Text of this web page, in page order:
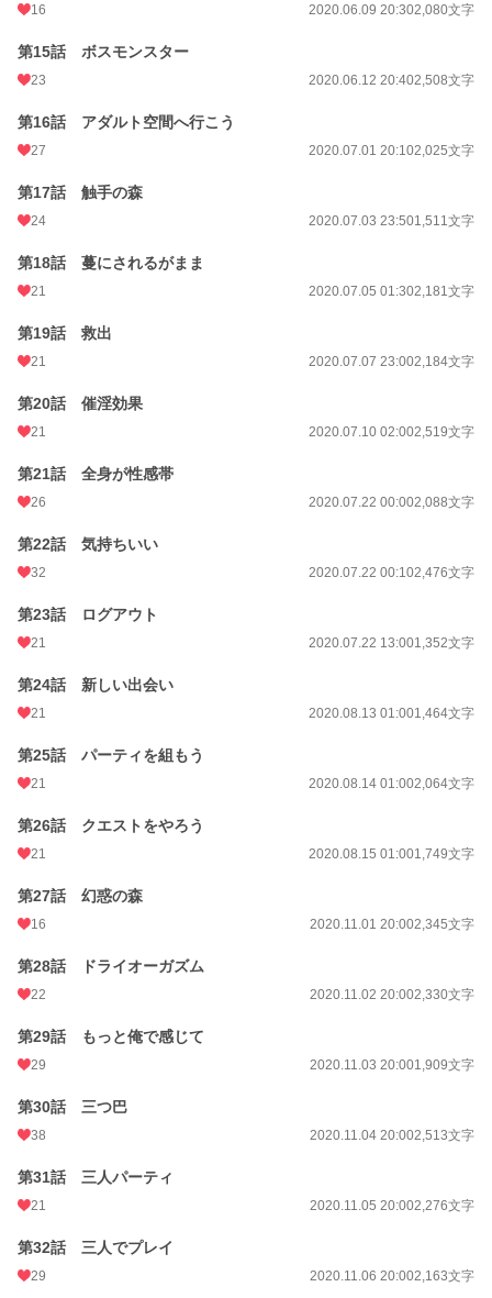
16 2020.06.09 20:302,080文字
第15話 ボスモンスター
23 2020.06.12 20:402,508文字
第16話 アダルト空間へ行こう
27 2020.07.01 20:102,025文字
第17話 触手の森
24 2020.07.03 23:501,511文字
第18話 蔓にされるがまま
21 2020.07.05 01:302,181文字
第19話 救出
21 2020.07.07 23:002,184文字
第20話 催淫効果
21 2020.07.10 02:002,519文字
第21話 全身が性感帯
26 2020.07.22 00:002,088文字
第22話 気持ちいい
32 2020.07.22 00:102,476文字
第23話 ログアウト
21 2020.07.22 13:001,352文字
第24話 新しい出会い
21 2020.08.13 01:001,464文字
第25話 パーティを組もう
21 2020.08.14 01:002,064文字
第26話 クエストをやろう
21 2020.08.15 01:001,749文字
第27話 幻惑の森
16 2020.11.01 20:002,345文字
第28話 ドライオーガズム
22 2020.11.02 20:002,330文字
第29話 もっと俺で感じて
29 2020.11.03 20:001,909文字
第30話 三つ巴
38 2020.11.04 20:002,513文字
第31話 三人パーティ
21 2020.11.05 20:002,276文字
第32話 三人でプレイ
29 2020.11.06 20:002,163文字